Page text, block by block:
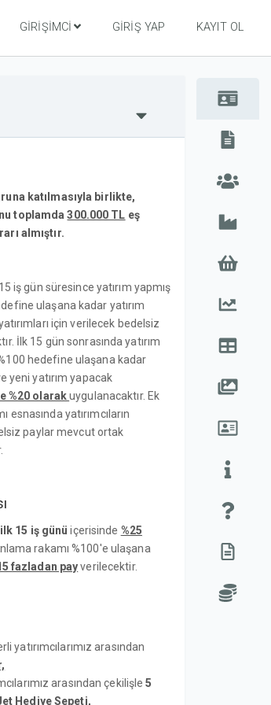
GIRIŞIMCI GIRIŞ YAP KAYIT OL
katılmasıyla birlikte,
toplamda300.000 TL eş
almıştır.
iş gün süresince yatırım yapmış
ulaşana kadar yatırım
için verilecek bedelsiz
İlk 15 gün sonrasında yatırım
%100 hedefine ulaşana kadar
yeni yatırım yapacak
%20 olarakuygulanacaktır. Ek
esnasında yatırımcıların
paylar mevcut ortak
ilk 15 iş günü içerisinde %25
rakamı %100'e ulaşana
fazladan pay verilecektir.
yatırımcılarımız arasından
arasından çekilişle5
Hediye Sepeti,